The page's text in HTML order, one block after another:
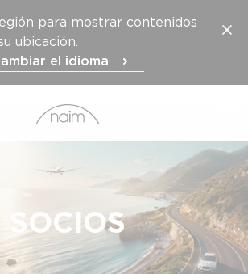
para mostrar contenidos
ubicación.
el idioma
SOCIOS